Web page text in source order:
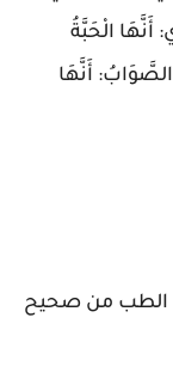
أَنَّهَا الْحَبَّةُ
أَنَّهَا
الطب من صحيح